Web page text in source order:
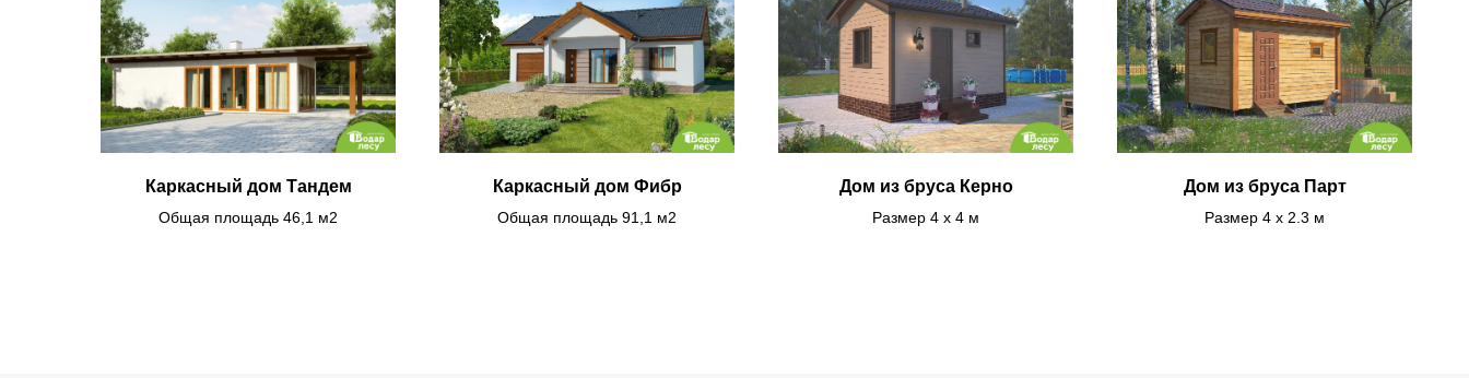
Каркасный дом Тандем
Общая площадь 46,1 м2
Каркасный дом Фибр
Общая площадь 91,1 м2
Дом из бруса Керно
Размер 4 х 4 м
Дом из бруса Парт
Размер 4 х 2.3 м